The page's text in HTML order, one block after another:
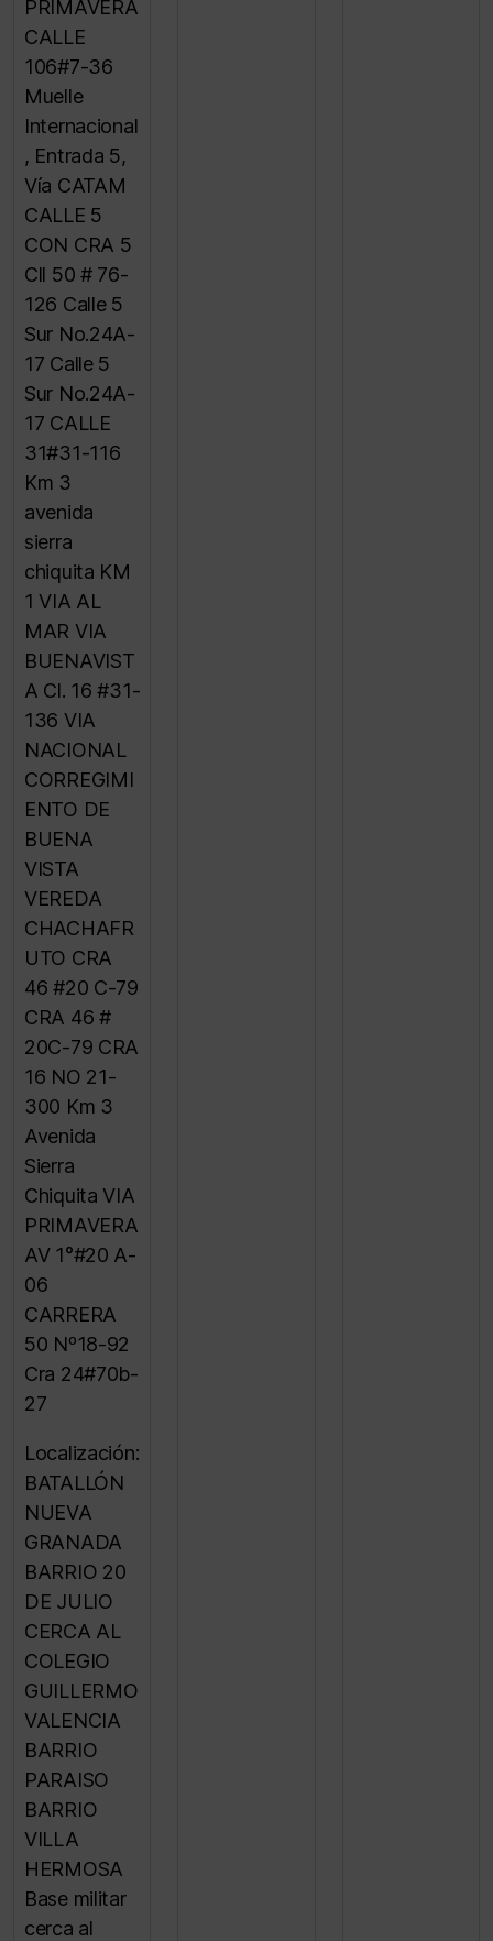
PRIMAVERA
CALLE
106#7-36
Muelle
Internacional
, Entrada 5,
Vía CATAM
CALLE 5
CON CRA 5
Cll 50 # 76-
126 Calle 5
Sur No.24A-
17 Calle 5
Sur No.24A-
17 CALLE
31#31-116
Km 3
avenida
sierra
chiquita KM
1 VIA AL
MAR VIA
BUENAVIST
A Cl. 16 #31-
136 VIA
NACIONAL
CORREGIMI
ENTO DE
BUENA
VISTA
VEREDA
CHACHAFR
UTO CRA
46 #20 C-79
CRA 46 #
20C-79 CRA
16 NO 21-
300 Km 3
Avenida
Sierra
Chiquita VIA
PRIMAVERA
AV 1°#20 A-
06
CARRERA
50 Nº18-92
Cra 24#70b-
27
Localización:
BATALLÓN
NUEVA
GRANADA
BARRIO 20
DE JULIO
CERCA AL
COLEGIO
GUILLERMO
VALENCIA
BARRIO
PARAISO
BARRIO
VILLA
HERMOSA
Base militar
cerca al